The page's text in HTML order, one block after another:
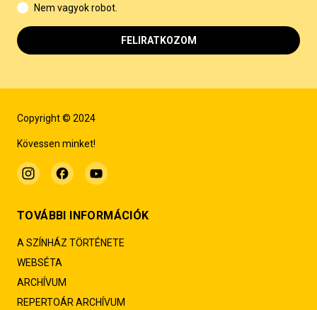
Copyright © 2024
Kövessen minket!
TOVÁBBI INFORMÁCIÓK
A SZÍNHÁZ TÖRTÉNETE
WEBSÉTA
ARCHÍVUM
REPERTOÁR ARCHÍVUM
Nem vagyok robot.
FELIRATKOZOM